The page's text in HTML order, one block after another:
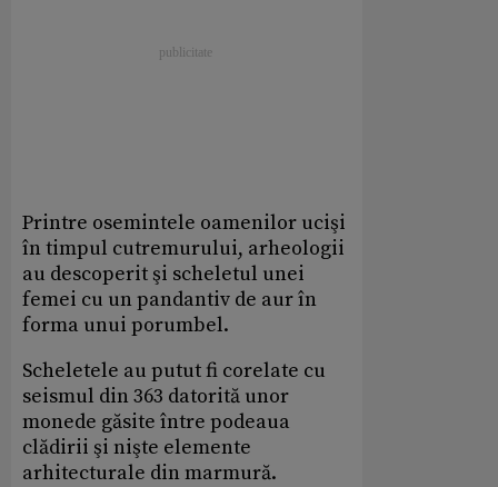
Printre osemintele oamenilor ucişi
în timpul cutremurului, arheologii
au descoperit şi scheletul unei
femei cu un pandantiv de aur în
forma unui porumbel.
Scheletele au putut fi corelate cu
seismul din 363 datorită unor
monede găsite între podeaua
clădirii şi nişte elemente
arhitecturale din marmură.